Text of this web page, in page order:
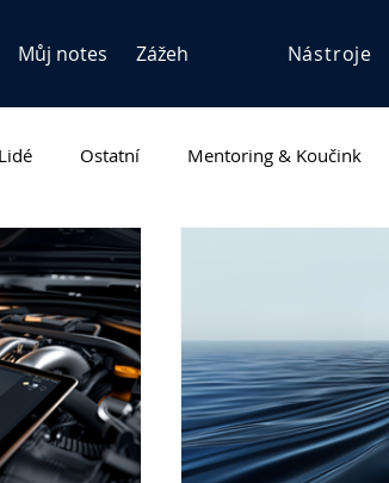
Nástroje
Můj notes Zážeh
Lidé Ostatní Mentoring & Koučink